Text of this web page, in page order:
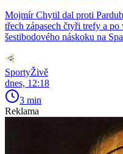
Mojmír Chytil dal proti
třech zápasech čtyři trefy a
šestibodového náskoku na
SportyŽivě
dnes, 12:18
3 min
Reklama